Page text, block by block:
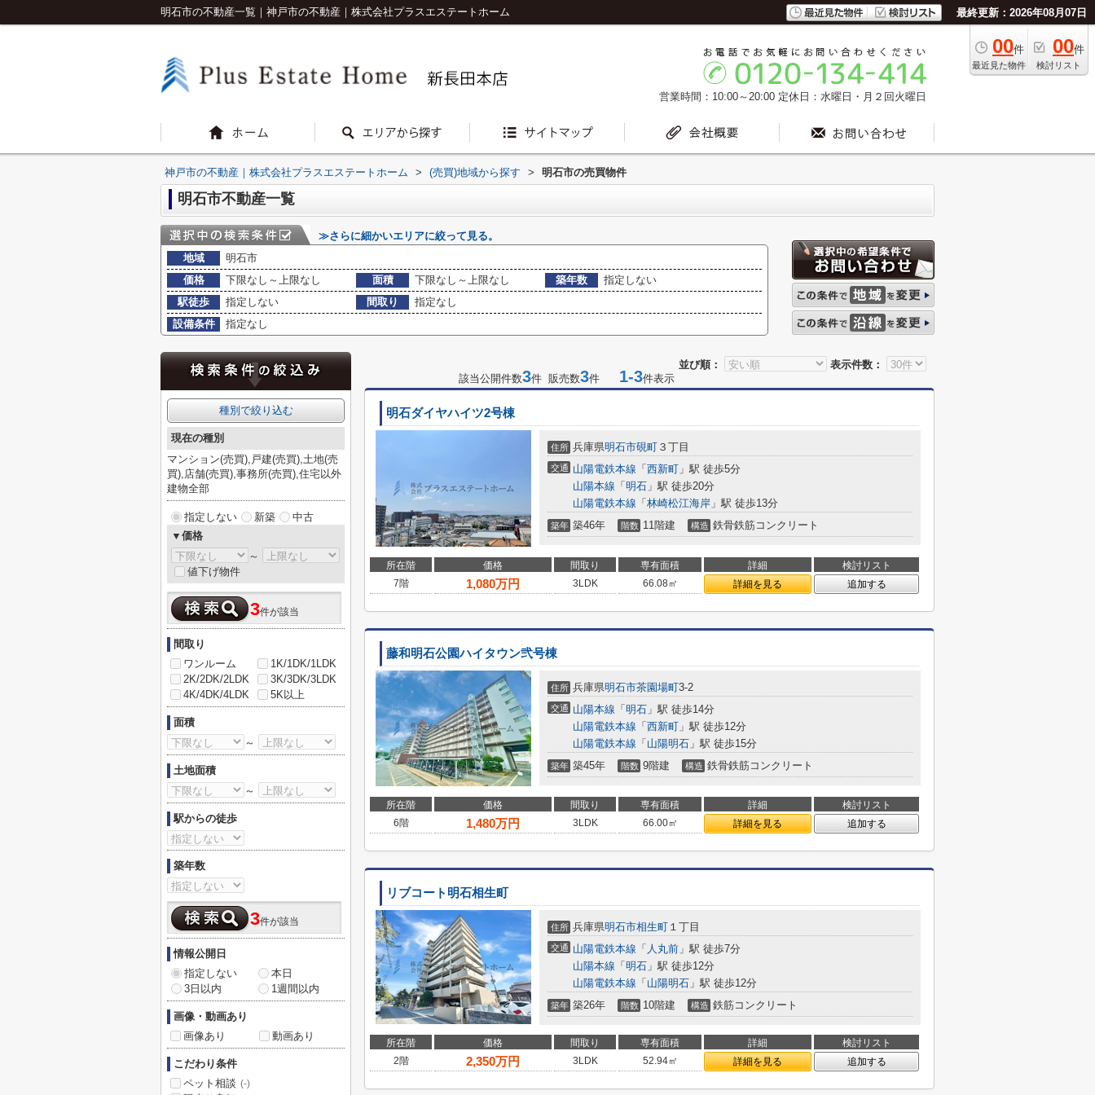
明石市の不動産一覧｜神戸市の不動産｜株式会社プラスエステートホーム 最終更新：2026年08月07日
00件
最近見た物件
00件
検討リスト
営業時間：10:00～20:00 定休日：水曜日・月２回火曜日
神戸市の不動産｜株式会社プラスエステートホーム > (売買)地域から探す > 明石市の売買物件
明石市不動産一覧
≫さらに細かいエリアに絞って見る。
地域
明石市
価格
下限なし～上限なし 面積 下限なし～上限なし 築年数
指定しない
駅徒歩
指定しない 間取り
指定なし
設備条件
指定なし
並び順：
表示件数：
該当公開件数3件 販売数3件 1-3件表示
明石ダイヤハイツ2号棟
住所 兵庫県明石市硯町 ３丁目
交通 山陽電鉄本線 「 西新町 」駅 徒歩5分
山陽本線 「 明石 」駅 徒歩20分
山陽電鉄本線 「 林崎松江海岸 」駅 徒歩13分
築年 築46年 階数 11階建 構造 鉄骨鉄筋コンクリート
所在階 価格 間取り 専有面積 詳細
検討リスト
7階
1,080万円 3LDK 66.08㎡ 詳細を見る 追加する
藤和明石公園ハイタウン弐号棟
住所 兵庫県明石市茶園場町3-2
交通 山陽本線 「 明石 」駅 徒歩14分
山陽電鉄本線 「 西新町 」駅 徒歩12分
山陽電鉄本線 「 山陽明石 」駅 徒歩15分
築年 築45年 階数 9階建 構造 鉄骨鉄筋コンクリート
所在階 価格 間取り 専有面積 詳細
検討リスト
6階
1,480万円 3LDK 66.00㎡ 詳細を見る 追加する
リブコート明石相生町
住所 兵庫県明石市相生町 １丁目
交通 山陽電鉄本線 「 人丸前 」駅 徒歩7分
山陽本線 「 明石 」駅 徒歩12分
山陽電鉄本線 「 山陽明石 」駅 徒歩12分
築年 築26年 階数 10階建 構造 鉄筋コンクリート
所在階 価格 間取り 専有面積 詳細
検討リスト
2階
2,350万円 3LDK 52.94㎡ 詳細を見る 追加する
種別で絞り込む
現在の種別
マンション(売買),戸建(売買),土地(売
買),店舗(売買),事務所(売買),住宅以外
建物全部
指定しない 新築
中古
▼価格
～
値下げ物件
3件が該当
間取り
ワンルーム
1K/1DK/1LDK
2K/2DK/2LDK
3K/3DK/3LDK
4K/4DK/4LDK
5K以上
面積
～
土地面積
～
駅からの徒歩
築年数
3件が該当
情報公開日
指定しない
本日
3日以内
1週間以内
画像・動画あり
画像あり
動画あり
こだわり条件
ペット相談 (-)